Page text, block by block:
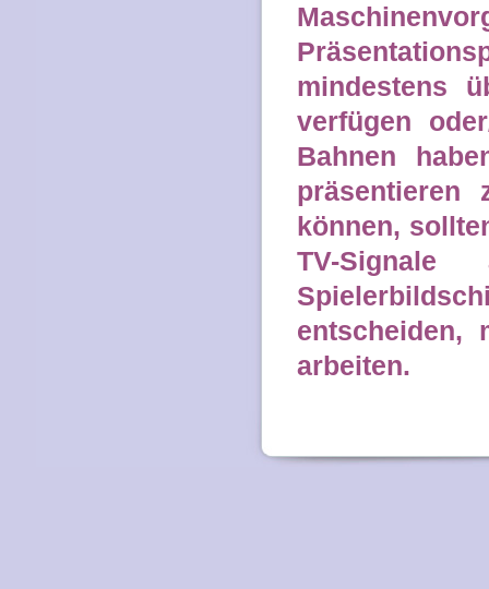
mindestens
verfügen
Bahnen
präsentieren
können,
TV-
entscheiden,
arbeiten.